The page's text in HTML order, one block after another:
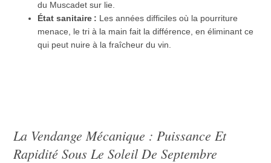
du Muscadet sur lie.
État sanitaire : Les années difficiles où la pourriture
menace, le tri à la main fait la différence, en éliminant ce
qui peut nuire à la fraîcheur du vin.
La Vendange Mécanique : Puissance Et
Rapidité Sous Le Soleil De Septembre